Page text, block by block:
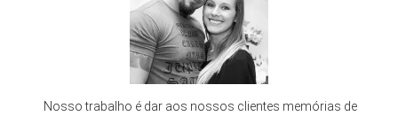
Nosso trabalho é dar aos nossos clientes memórias de